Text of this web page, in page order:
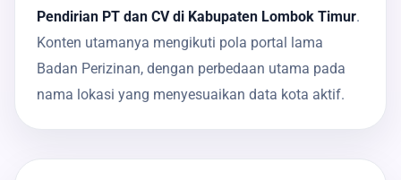
Pendirian PT dan CV di Kabupaten Lombok Timur.
Konten utamanya mengikuti pola portal lama
Badan Perizinan, dengan perbedaan utama pada
nama lokasi yang menyesuaikan data kota aktif.